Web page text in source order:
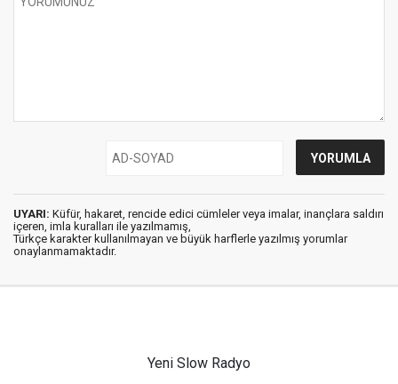
UYARI: Küfür, hakaret, rencide edici cümleler veya imalar, inançlara saldırı
içeren, imla kuralları ile yazılmamış,
Türkçe karakter kullanılmayan ve büyük harflerle yazılmış yorumlar
onaylanmamaktadır.
Yeni Slow Radyo